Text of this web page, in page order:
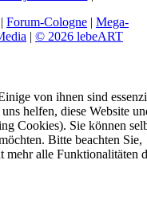
| Forum-Cologne | Mega-
| © 2026 lebeART
von ihnen sind
helfen, diese Website
Cookies). Sie können
Bitte beachten Sie,
mehr alle Funktionalitäten